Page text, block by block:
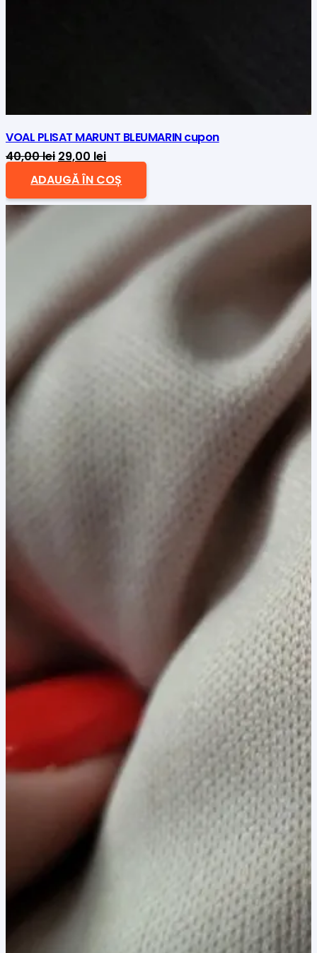
VOAL PLISAT MARUNT BLEUMARIN cupon
40,00lei Prețul
inițial
a
29,00 leiPrețul
curent
este:
29,00 lei.
ADAUGĂ ÎN COȘ